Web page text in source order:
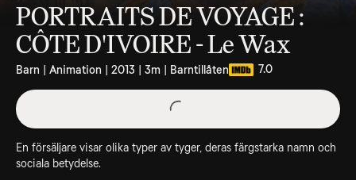
PORTRAITS DE VOYAGE :
CÔTE D'IVOIRE - Le Wax
Barn | Animation | 2013 | 3m | Barntillåten 7.0
En försäljare visar olika typer av tyger, deras färgstarka namn och
sociala betydelse.